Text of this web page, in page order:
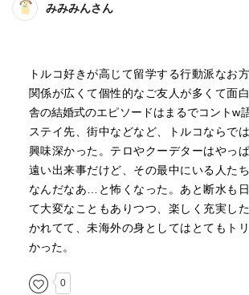
みみみんさん
トルコ好きが高じて留学する行動派なお
関係が広くて個性的なご友人が多くて面
舎の結婚式のエピソードはまるでコントw
ステイ先、街中などなど、トルコならで
興味深かった。テロやクーデターはやっ
遠い出来事だけど、その最中にいる人た
なんだなあ…と怖くなった。あと断水も
て大変なこともありつつ、楽しく充実し
かれてて、未海外の身としてはとてもト
かった。
0